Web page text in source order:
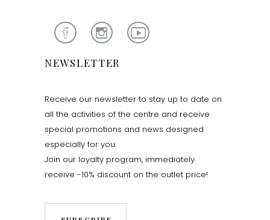
NEWSLETTER
Receive our newsletter to stay up to date on
all the activities of the centre and receive
special promotions and news designed
especially for you.
Join our loyalty program, immediately
receive -10% discount on the outlet price!